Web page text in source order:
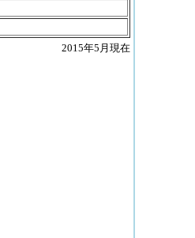
2015年5月現在